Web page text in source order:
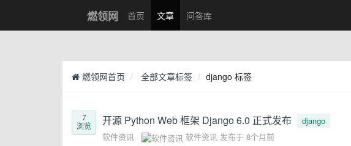
燃领网 首页 文章 问答库
燃领网首页 全部文章标签 django 标签
7
浏览
开源 Python Web 框架 Django 6.0 正式发布
django
软件资讯
软件资讯 发布于 8个月前